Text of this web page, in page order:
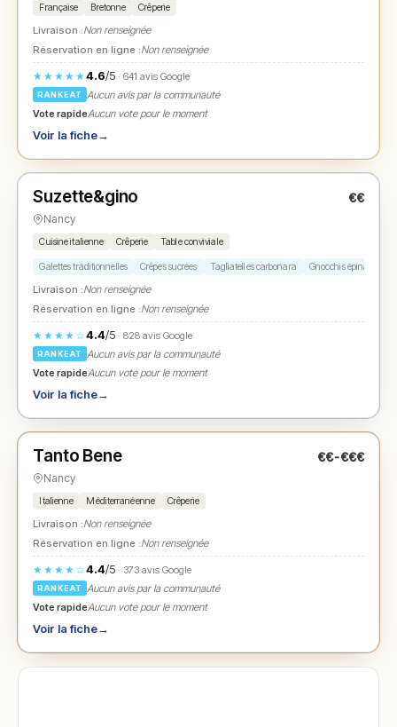
Française Bretonne Crêperie
Livraison :Non renseignée
Réservation en ligne :Non renseignée
★★★★★4.6/5· 641 avis Google
RANKEAT
Aucun avis par la communauté
Vote rapideAucun vote pour le moment
Voir la fiche→
★ N° 2
Suzette&gino €€
Nancy
Cuisine italienne Crêperie Table conviviale
Galettes traditionnelles Crêpes sucrées Tagliatelles carbonara Gnocchis épinards
Livraison :Non renseignée
Réservation en ligne :Non renseignée
★★★★☆4.4/5· 828 avis Google
RANKEAT
Aucun avis par la communauté
Vote rapideAucun vote pour le moment
Voir la fiche→
N° 3
Tanto Bene €€-€€€
Nancy
Italienne Méditerranéenne Crêperie
Livraison :Non renseignée
Réservation en ligne :Non renseignée
★★★★☆4.4/5· 373 avis Google
RANKEAT
Aucun avis par la communauté
Vote rapideAucun vote pour le moment
Voir la fiche→